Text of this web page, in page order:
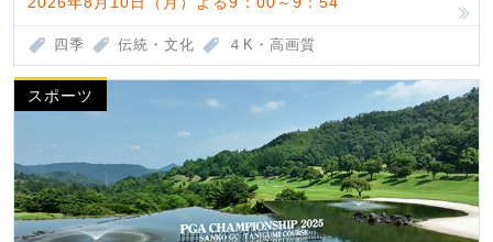
四季 伝統・文化 ４K・高画質
スポーツ